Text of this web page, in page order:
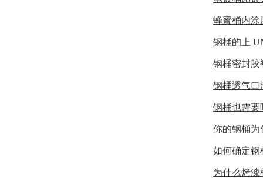
蜂蜜桶内涂
钢桶的上
钢桶密封胶
钢桶透气口
钢桶也需要
你的钢桶为
如何确定钢
为什么烤